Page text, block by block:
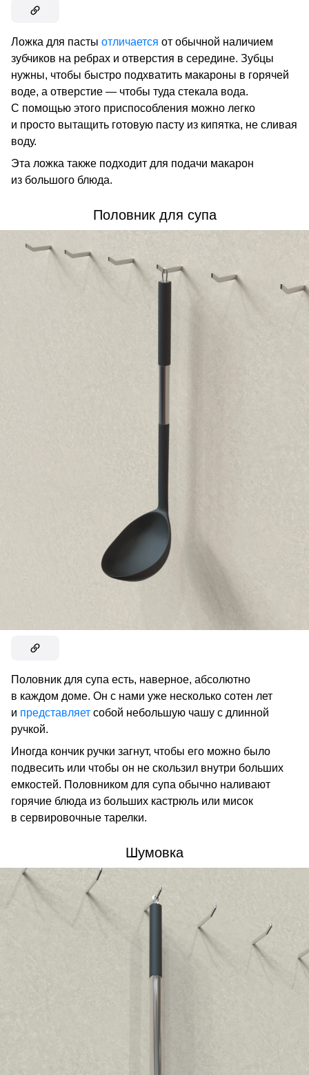
Ложка для пасты отличается от обычной наличием
зубчиков на ребрах и отверстия в середине. Зубцы
нужны, чтобы быстро подхватить макароны в горячей
воде, а отверстие — чтобы туда стекала вода.
С помощью этого приспособления можно легко
и просто вытащить готовую пасту из кипятка, не сливая
воду.
Эта ложка также подходит для подачи макарон
из большого блюда.
Половник для супа
Половник для супа есть, наверное, абсолютно
в каждом доме. Он с нами уже несколько сотен лет
и представляет собой небольшую чашу с длинной
ручкой.
Иногда кончик ручки загнут, чтобы его можно было
подвесить или чтобы он не скользил внутри больших
емкостей. Половником для супа обычно наливают
горячие блюда из больших кастрюль или мисок
в сервировочные тарелки.
Шумовка